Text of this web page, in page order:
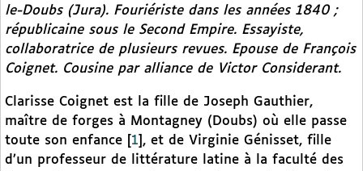
le-Doubs (Jura). Fouriériste dans les années 1840 ;
républicaine sous le Second Empire. Essayiste,
collaboratrice de plusieurs revues. Epouse de François
Coignet. Cousine par alliance de Victor Considerant.
Clarisse Coignet est la fille de Joseph Gauthier,
maître de forges à Montagney (Doubs) où elle passe
toute son enfance
1 , et de Virginie Génisset, fille
d’un professeur de littérature latine à la faculté des